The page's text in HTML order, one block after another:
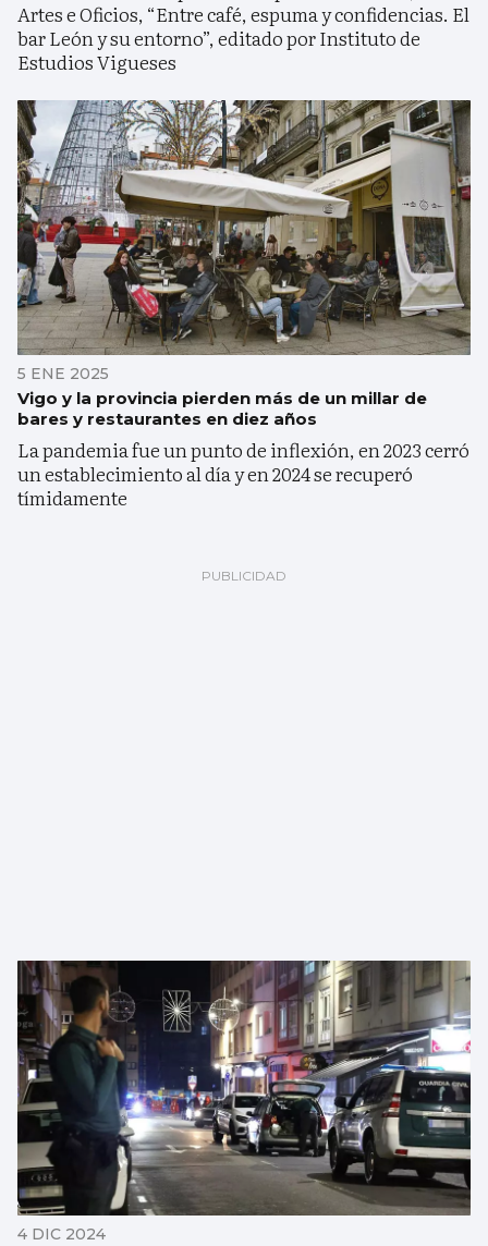
Artes e Oficios, “Entre café, espuma y confidencias. El
bar León y su entorno”, editado por Instituto de
Estudios Vigueses
5 ENE 2025
Vigo y la provincia pierden más de un millar de
bares y restaurantes en diez años
La pandemia fue un punto de inflexión, en 2023 cerró
un establecimiento al día y en 2024 se recuperó
tímidamente
4 DIC 2024